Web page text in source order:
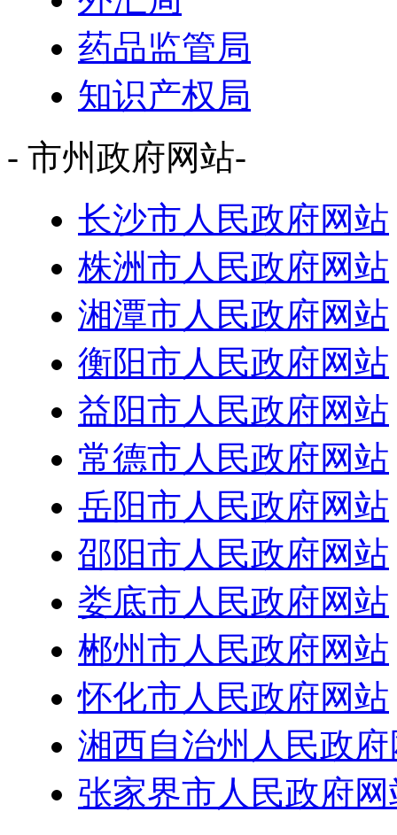
药品监管局
知识产权局
- 市州政府网站-
长沙市人民政府网站
株洲市人民政府网站
湘潭市人民政府网站
衡阳市人民政府网站
益阳市人民政府网站
常德市人民政府网站
岳阳市人民政府网站
邵阳市人民政府网站
娄底市人民政府网站
郴州市人民政府网站
怀化市人民政府网站
湘西自治州人民政
张家界市人民政府网